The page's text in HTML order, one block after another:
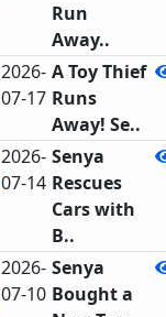
Run
Away..
2026-
07-17
A Toy Thief
Runs
Away! Se..
2026-
07-14
Senya
Rescues
Cars with
B..
2026-
07-10
Senya
Bought a